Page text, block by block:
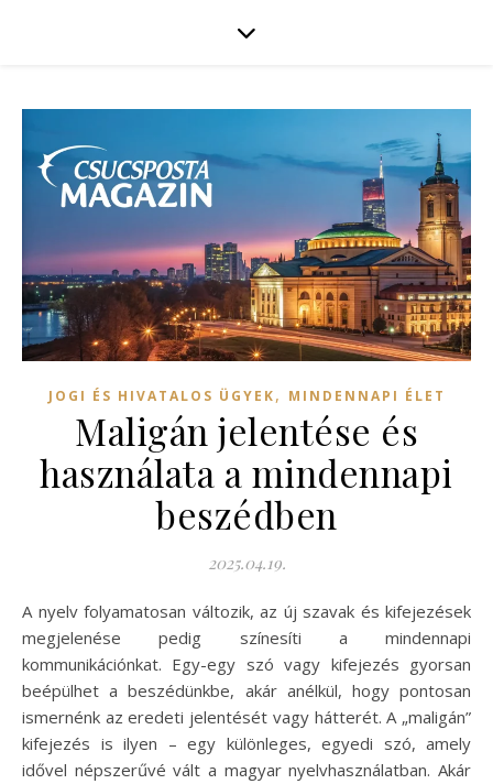
JOGI ÉS HIVATALOS ÜGYEK, MINDENNAPI ÉLET
Maligán jelentése és
használata a mindennapi
beszédben
2025.04.19.
A nyelv folyamatosan változik, az új szavak és kifejezések
megjelenése pedig színesíti a mindennapi
kommunikációnkat. Egy-egy szó vagy kifejezés gyorsan
beépülhet a beszédünkbe, akár anélkül, hogy pontosan
ismernénk az eredeti jelentését vagy hátterét. A „maligán”
kifejezés is ilyen – egy különleges, egyedi szó, amely
idővel népszerűvé vált a magyar nyelvhasználatban. Akár